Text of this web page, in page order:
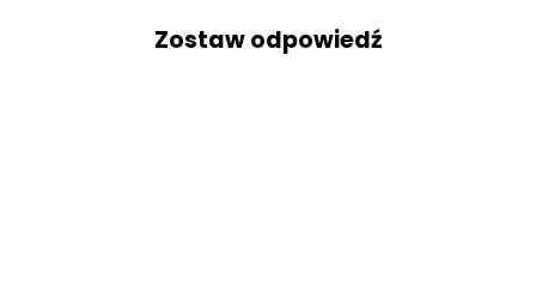
Zostaw odpowiedź